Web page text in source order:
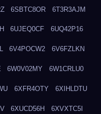
6SBTC8OR 6T3R3AJM
6UJEQ0CF 6UQ42P16
6V4POCW2 6V6FZLKN
6W0V02MY 6W1CRLU0
6XFR4OTY 6XIHLDTU
6XUCD56H 6XVXTC5I